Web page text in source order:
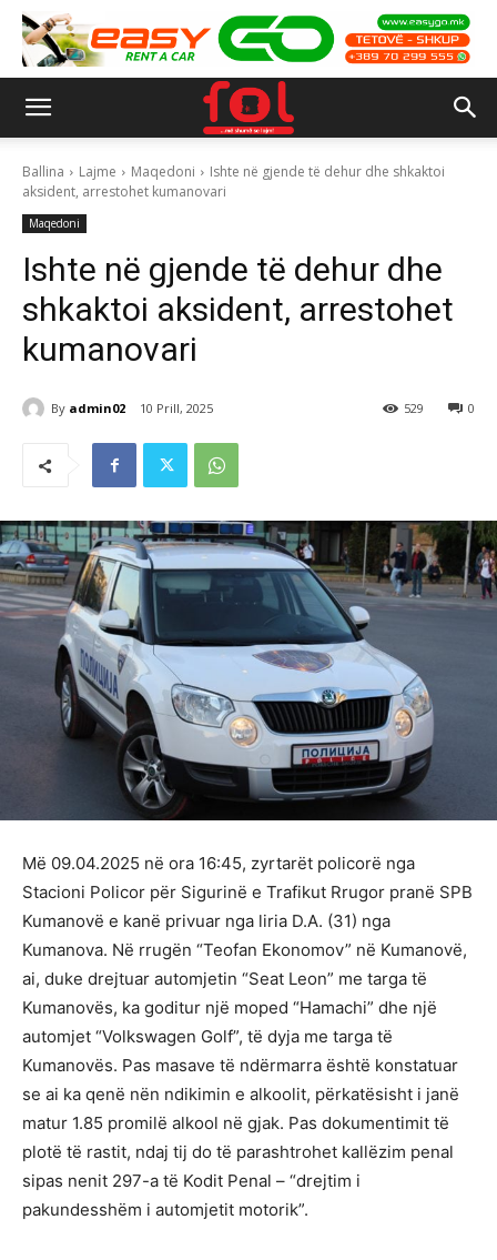
Ballina Lajme Maqedoni
Ishte në gjende të dehur dhe shkaktoi
aksident, arrestohet kumanovari
Maqedoni
Ishte në gjende të dehur dhe
shkaktoi aksident, arrestohet
kumanovari
By admin02 10 Prill, 2025 0
529
Më 09.04.2025 në ora 16:45, zyrtarët policorë nga
Stacioni Policor për Sigurinë e Trafikut Rrugor pranë SPB
Kumanovë e kanë privuar nga liria D.A. (31) nga
Kumanova. Në rrugën “Teofan Ekonomov” në Kumanovë,
ai, duke drejtuar automjetin “Seat Leon” me targa të
Kumanovës, ka goditur një moped “Hamachi” dhe një
automjet “Volkswagen Golf”, të dyja me targa të
Kumanovës. Pas masave të ndërmarra është konstatuar
se ai ka qenë nën ndikimin e alkoolit, përkatësisht i janë
matur 1.85 promilë alkool në gjak. Pas dokumentimit të
plotë të rastit, ndaj tij do të parashtrohet kallëzim penal
sipas nenit 297-a të Kodit Penal – “drejtim i
pakundesshëm i automjetit motorik”.